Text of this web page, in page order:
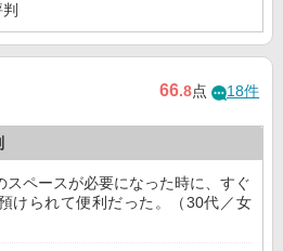
66.8点 18件
スペースが必要になった時に、すぐ
けられて便利だった。（30代／女